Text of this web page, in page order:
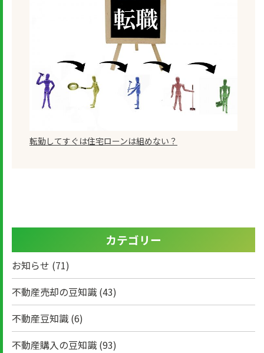
転勤してすぐは住宅ローンは組めない？
カテゴリー
お知らせ (71)
不動産売却の豆知識 (43)
不動産豆知識 (6)
不動産購入の豆知識 (93)